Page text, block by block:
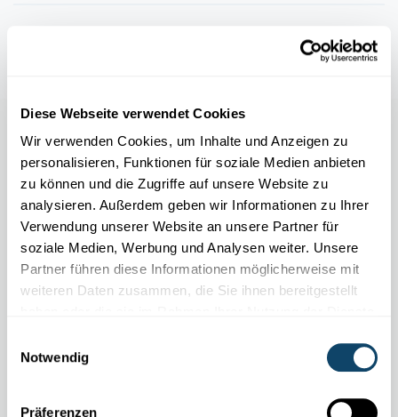
Diese Webseite verwendet Cookies
Wir verwenden Cookies, um Inhalte und Anzeigen zu
personalisieren, Funktionen für soziale Medien anbieten
zu können und die Zugriffe auf unsere Website zu
analysieren. Außerdem geben wir Informationen zu Ihrer
Verwendung unserer Website an unsere Partner für
soziale Medien, Werbung und Analysen weiter. Unsere
Partner führen diese Informationen möglicherweise mit
weiteren Daten zusammen, die Sie ihnen bereitgestellt
Notwendig
Präferenzen
Mit einem Blattmodell Auswirkungen des